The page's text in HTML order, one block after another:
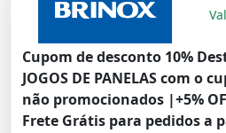
Cupom de desconto 10%
JOGOS DE PANELAS com o
não promocionados |+5%
Frete Grátis para pedidos a